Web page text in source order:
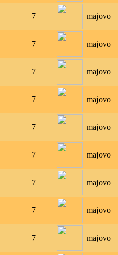
7 majovo
7 majovo
7 majovo
7 majovo
7 majovo
7 majovo
7 majovo
7 majovo
7 majovo